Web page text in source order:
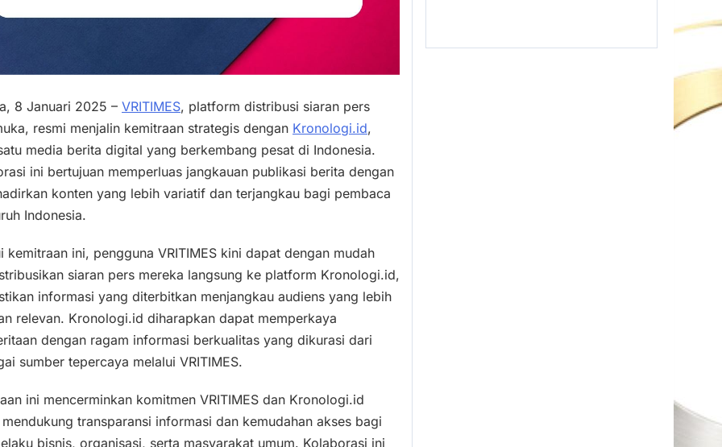
8 Januari 2025 – VRITIMES, platform distribusi siaran pers
resmi menjalin kemitraan strategis dengan Kronologi.id,
media berita digital yang berkembang pesat di Indonesia.
ini bertujuan memperluas jangkauan publikasi berita dengan
konten yang lebih variatif dan terjangkau bagi pembaca
Indonesia.
kemitraan ini, pengguna VRITIMES kini dapat dengan mudah
siaran pers mereka langsung ke platform Kronologi.id,
informasi yang diterbitkan menjangkau audiens yang lebih
relevan. Kronologi.id diharapkan dapat memperkaya
dengan ragam informasi berkualitas yang dikurasi dari
sumber tepercaya melalui VRITIMES.
ini mencerminkan komitmen VRITIMES dan Kronologi.id
transparansi informasi dan kemudahan akses bagi
bisnis, organisasi, serta masyarakat umum. Kolaborasi ini